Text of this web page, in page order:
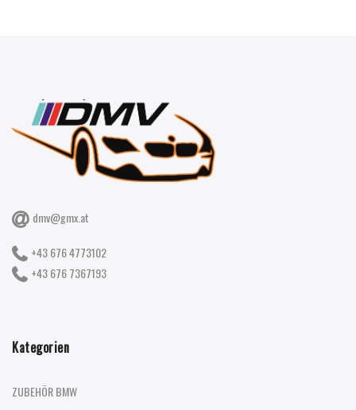
dmv@gmx.at
+43 676 4773102
+43 676 7367193
Kategorien
ZUBEHÖR BMW